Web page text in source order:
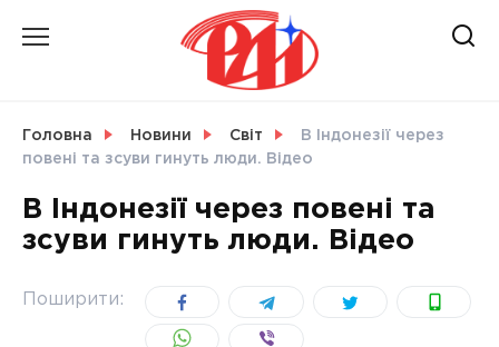
УКРАЇНА
Головна Новини Світ
В Індонезії через
повені та зсуви гинуть люди. Відео
В Індонезії через повені та
зсуви гинуть люди. Відео
Поширити: